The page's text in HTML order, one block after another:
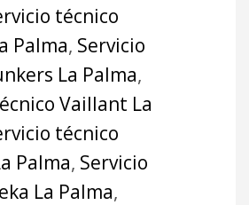
técnico
Palma, Servicio
La Palma,
Vaillant La
técnico
Palma, Servicio
La Palma,